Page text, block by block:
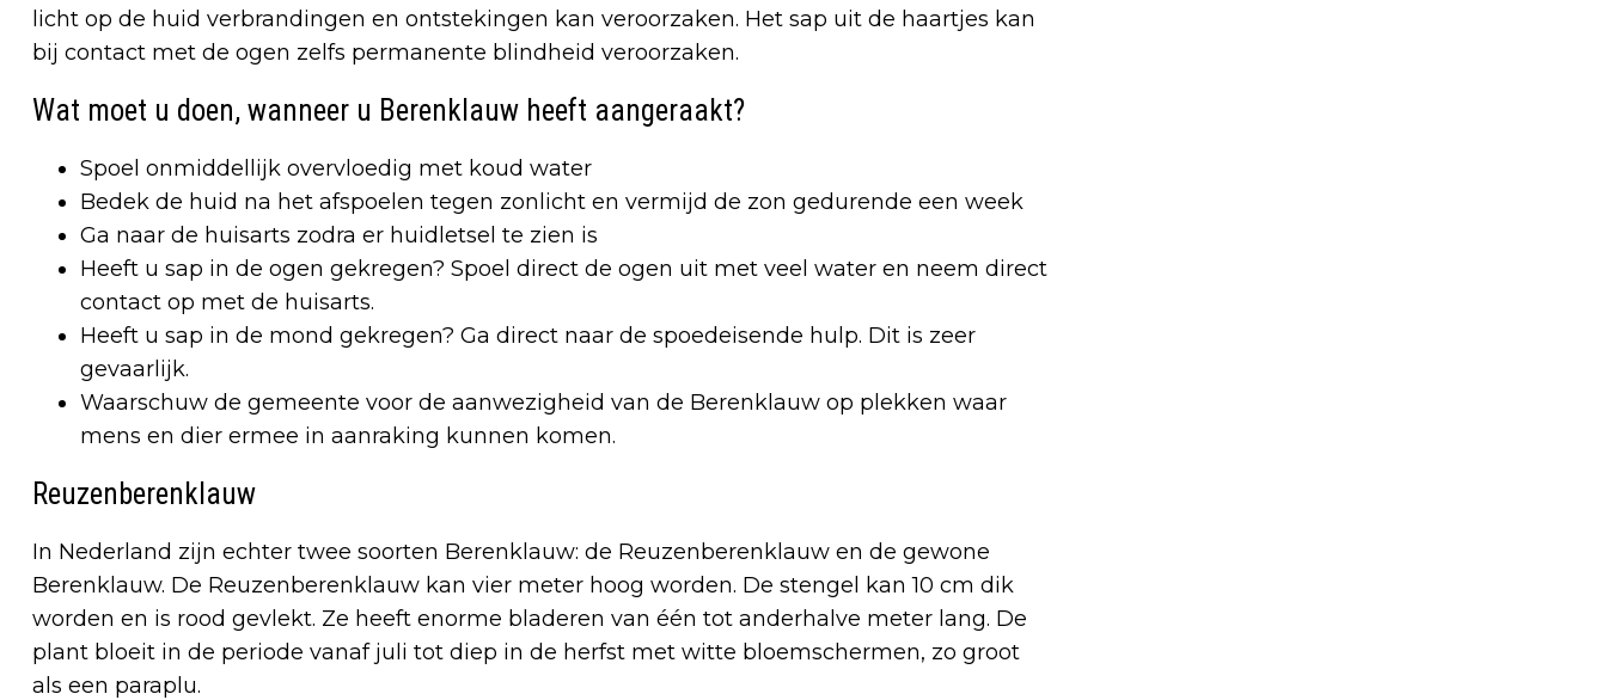
licht op de huid verbrandingen en ontstekingen kan veroorzaken. Het sap uit de haartjes kan
bij contact met de ogen zelfs permanente blindheid veroorzaken.
Wat moet u doen, wanneer u Berenklauw heeft aangeraakt?
Spoel onmiddellijk overvloedig met koud water
Bedek de huid na het afspoelen tegen zonlicht en vermijd de zon gedurende een week
Ga naar de huisarts zodra er huidletsel te zien is
Heeft u sap in de ogen gekregen? Spoel direct de ogen uit met veel water en neem direct
contact op met de huisarts.
Heeft u sap in de mond gekregen? Ga direct naar de spoedeisende hulp. Dit is zeer
gevaarlijk.
Waarschuw de gemeente voor de aanwezigheid van de Berenklauw op plekken waar
mens en dier ermee in aanraking kunnen komen.
Reuzenberenklauw
In Nederland zijn echter twee soorten Berenklauw: de Reuzenberenklauw en de gewone
Berenklauw. De Reuzenberenklauw kan vier meter hoog worden. De stengel kan 10 cm dik
worden en is rood gevlekt. Ze heeft enorme bladeren van één tot anderhalve meter lang. De
plant bloeit in de periode vanaf juli tot diep in de herfst met witte bloemschermen, zo groot
als een paraplu.